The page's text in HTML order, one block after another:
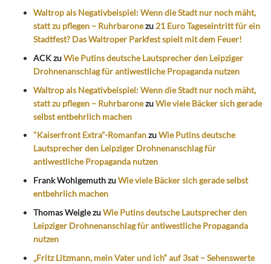
Waltrop als Negativbeispiel: Wenn die Stadt nur noch mäht,
statt zu pflegen – Ruhrbaronezu 21 Euro Tageseintritt für ein
Stadtfest? Das Waltroper Parkfest spielt mit dem Feuer!
ACKzuWie Putins deutsche Lautsprecher den Leipziger
Drohnenanschlag für antiwestliche Propaganda nutzen
Waltrop als Negativbeispiel: Wenn die Stadt nur noch mäht,
statt zu pflegen – RuhrbaronezuWie viele Bäcker sich gerade
selbst entbehrlich machen
"Kaiserfront Extra"-RomanfanzuWie Putins deutsche
Lautsprecher den Leipziger Drohnenanschlag für
antiwestliche Propaganda nutzen
Frank WohlgemuthzuWie viele Bäcker sich gerade selbst
entbehrlich machen
Thomas WeiglezuWie Putins deutsche Lautsprecher den
Leipziger Drohnenanschlag für antiwestliche Propaganda
nutzen
„Fritz Litzmann, mein Vater und ich“ auf 3sat – Sehenswerte